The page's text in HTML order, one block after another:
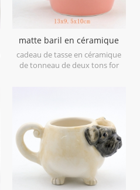
matte baril en céramique
deux tons tasse
cadeau de tasse en céramique
de tonneau de deux tons for